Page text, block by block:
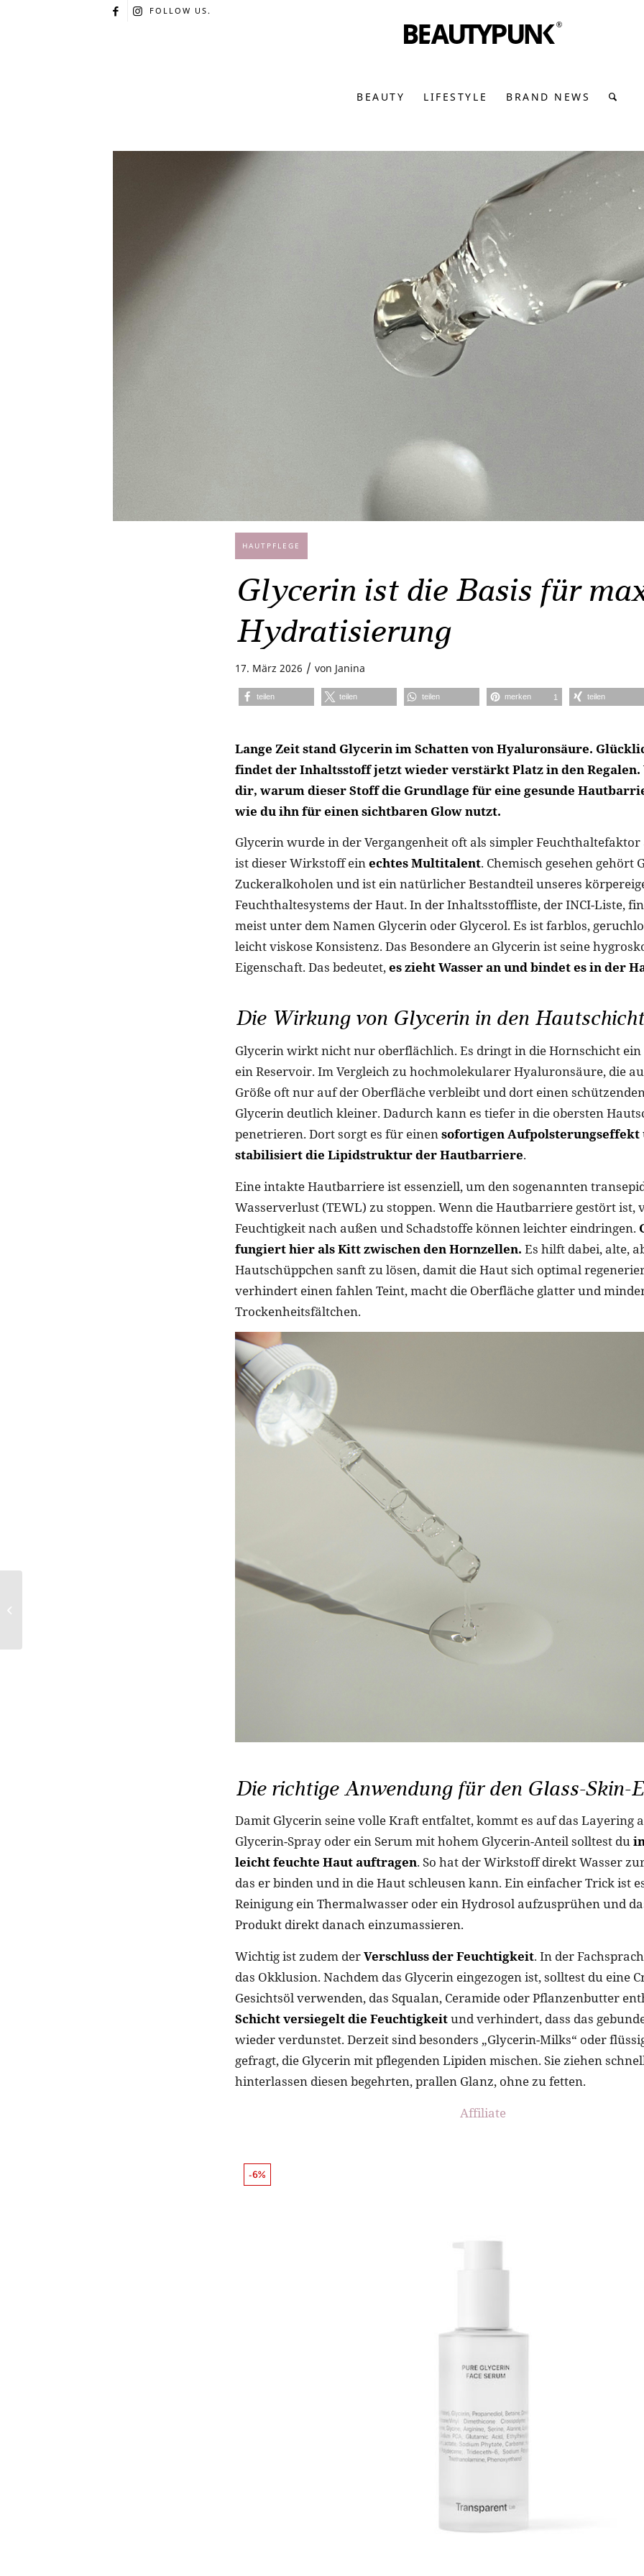
FOLLOW US.
BEAUTY LIFESTYLE BRAND NEWS
HAUTPFLEGE
Glycerin ist die Basis für
Hydratisierung
17. März 2026 / von Janina
teilen teilen teilen merken 1 teilen
Lange Zeit stand Glycerin im Schatten von Hyaluronsäure.
findet der Inhaltsstoff jetzt wieder verstärkt Platz in den Regalen.
dir, warum dieser Stoff die Grundlage für eine gesunde
wie du ihn für einen sichtbaren Glow nutzt.
Glycerin wurde in der Vergangenheit oft als simpler Feuchthaltefaktor
ist dieser Wirkstoff einechtes Multitalent. Chemisch gesehen gehört
Zuckeralkoholen und ist ein natürlicher Bestandteil unseres
Feuchthaltesystems der Haut. In der Inhaltsstoffliste, der INCI-Liste,
meist unter dem Namen Glycerin oder Glycerol. Es ist farblos,
leicht viskose Konsistenz. Das Besondere an Glycerin ist seine
Eigenschaft. Das bedeutet,es zieht Wasser an und bindet es in der
Die Wirkung von Glycerin in den
Glycerin wirkt nicht nur oberflächlich. Es dringt in die Hornschicht
ein Reservoir. Im Vergleich zu hochmolekularer Hyaluronsäure, die
Größe oft nur auf der Oberfläche verbleibt und dort einen
Glycerin deutlich kleiner. Dadurch kann es tiefer in die obersten
penetrieren. Dort sorgt es für einensofortigen Aufpolsterungseffekt
stabilisiert die Lipidstruktur der Hautbarriere.
Eine intakte Hautbarriere ist essenziell, um den sogenannten
Wasserverlust (TEWL) zu stoppen. Wenn die Hautbarriere gestört ist,
Feuchtigkeit nach außen und Schadstoffe können leichter eindringen.
fungiert hier als Kitt zwischen den Hornzellen. Es hilft dabei, alte,
Hautschüppchen sanft zu lösen, damit die Haut sich optimal
verhindert einen fahlen Teint, macht die Oberfläche glatter und
Trockenheitsfältchen.
Die richtige Anwendung für den Glass-Skin-
Damit Glycerin seine volle Kraft entfaltet, kommt es auf das Layering
Glycerin-Spray oder ein Serum mit hohem Glycerin-Anteil solltest du
leicht feuchte Haut auftragen. So hat der Wirkstoff direkt Wasser
das er binden und in die Haut schleusen kann. Ein einfacher Trick ist
Reinigung ein Thermalwasser oder ein Hydrosol aufzusprühen und
Produkt direkt danach einzumassieren.
Wichtig ist zudem derVerschluss der Feuchtigkeit. In der
das Okklusion. Nachdem das Glycerin eingezogen ist, solltest du eine
Gesichtsöl verwenden, das Squalan, Ceramide oder Pflanzenbutter
Schicht versiegelt die Feuchtigkeitund verhindert, dass das
wieder verdunstet. Derzeit sind besonders „Glycerin-Milks“ oder
gefragt, die Glycerin mit pflegenden Lipiden mischen. Sie ziehen
hinterlassen diesen begehrten, prallen Glanz, ohne zu fetten.
Affiliate